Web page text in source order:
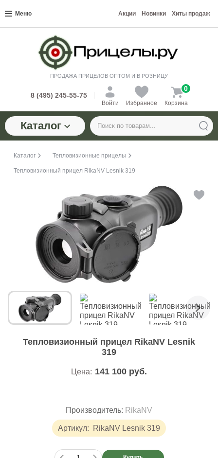
Меню Акции Новинки Хиты продаж
ПРОДАЖА ПРИЦЕЛОВ ОПТОМ И В РОЗНИЦУ
8 (495) 245-55-75
Войти Избранное Корзина
0
Каталог
Каталог Тепловизионные прицелы
Тепловизионный прицел RikaNV Lesnik 319
Тепловизионный прицел RikaNV Lesnik
319
Производитель: RikaNV
Артикул: RikaNV Lesnik 319
Цена: 141 100 руб.